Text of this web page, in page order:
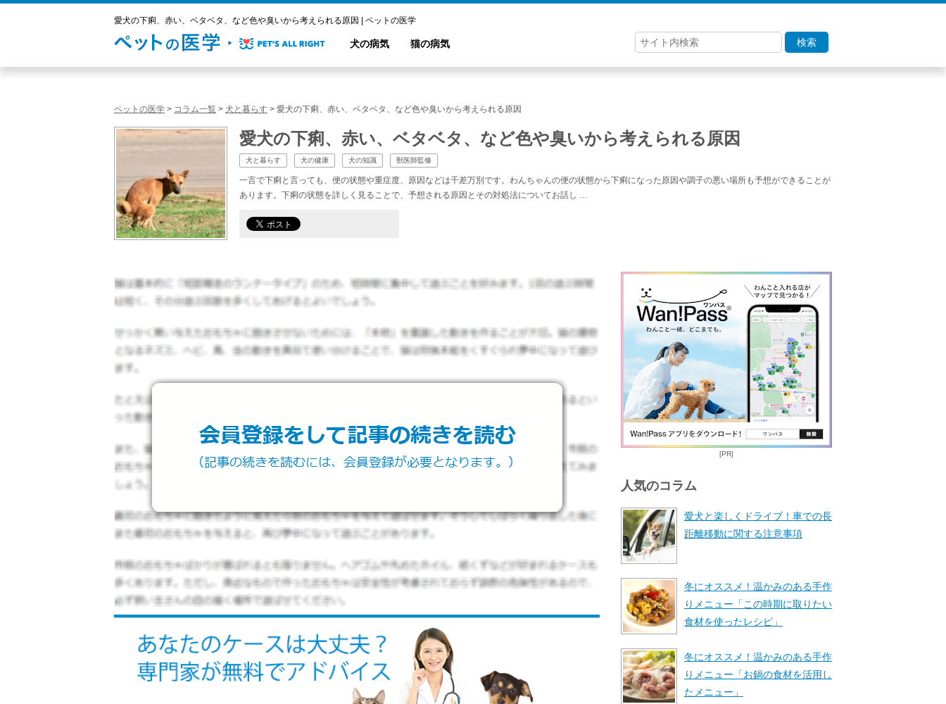
愛犬の下痢、赤い、ベタベタ、など色や臭いから考えられる原因 | ペットの医学
犬の病気 猫の病気 検索
ペットの医学 > コラム一覧 > 犬と暮らす > 愛犬の下痢、赤い、ベタベタ、など色や臭いから考えられる原因
愛犬の下痢、赤い、ベタベタ、など色や臭いから考えられる原因
犬と暮らす 犬の健康 犬の知識 獣医師監修
一言で下痢と言っても、便の状態や重症度、原因などは千差万別です。わんちゃんの便の状態から下痢になった原因や調子の悪い場所も予想ができることが
あります。下痢の状態を詳しく見ることで、予想される原因とその対処法についてお話し …
[PR]
人気のコラム
愛犬と楽しくドライブ！車での長
距離移動に関する注意事項
冬にオススメ！温かみのある手作
りメニュー「この時期に取りたい
食材を使ったレシピ」
冬にオススメ！温かみのある手作
りメニュー「お鍋の食材を活用し
たメニュー」